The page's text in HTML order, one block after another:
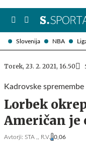
Slovenija NBA
Torek, 23. 2. 2021, 16.50
Kadrovske
Lorbek
Američan je
Avtorji: STA ,, R.V. 0,06